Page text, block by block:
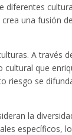
diferentes
una fusión
A través
que
riesgo se
la
específicos,